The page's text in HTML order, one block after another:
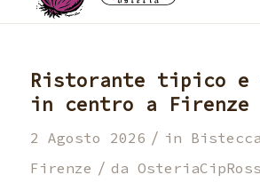
Ristorante tipico
in centro a Firenze
2 Agosto 2026 / in
Firenze / da